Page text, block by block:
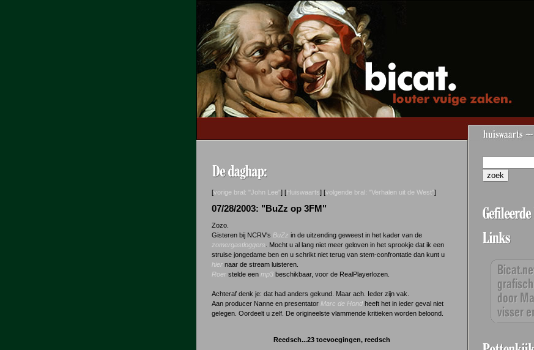
[vorige bral: "John Lee"] [Huiswaarts] [volgende bral: "Verhalen uit de West"]
07/28/2003: "BuZz op 3FM"
Zozo.
Gisteren bij NCRV's BuZz in de uitzending geweest in het kader van de
zomergastloggers . Mocht u al lang niet meer geloven in het sprookje dat ik een
struise jongedame ben en u schrikt niet terug van stem-confrontatie dan kunt u
hier naar de stream luisteren.
Roer stelde een mp3 beschikbaar, voor de RealPlayerlozen.
Achteraf denk je: dat had anders gekund. Maar ach. Ieder zijn vak.
Aan producer Nanne en presentator Marc de Hond heeft het in ieder geval niet
gelegen. Oordeelt u zelf. De origineelste vlammende kritieken worden beloond.
Reedsch...23 toevoegingen, reedsch